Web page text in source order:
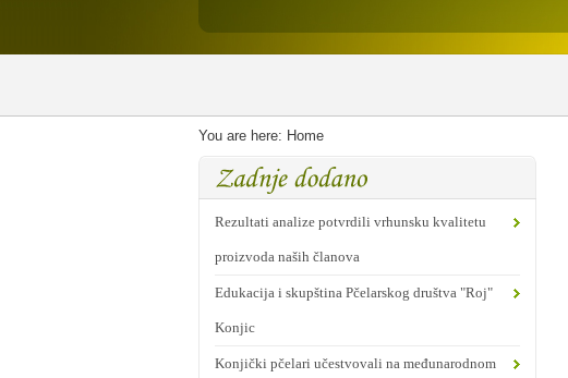
You are here: Home
Rezultati analize potvrdili vrhunsku kvalitetu
proizvoda naših članova
Edukacija i skupština Pčelarskog društva "Roj"
Konjic
Konjički pčelari učestvovali na međunarodnom